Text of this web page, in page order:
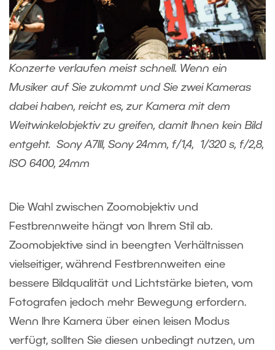
Konzerte verlaufen meist schnell. Wenn ein
Musiker auf Sie zukommt und Sie zwei Kameras
dabei haben, reicht es, zur Kamera mit dem
Weitwinkelobjektiv zu greifen, damit Ihnen kein Bild
entgeht. Sony A7III, Sony 24mm, f/1,4, 1/320 s, f/2,8,
ISO 6400, 24mm
Die Wahl zwischen Zoomobjektiv und
Festbrennweite hängt von Ihrem Stil ab.
Zoomobjektive sind in beengten Verhältnissen
vielseitiger, während Festbrennweiten eine
bessere Bildqualität und Lichtstärke bieten, vom
Fotografen jedoch mehr Bewegung erfordern.
Wenn Ihre Kamera über einen leisen Modus
verfügt, sollten Sie diesen unbedingt nutzen, um